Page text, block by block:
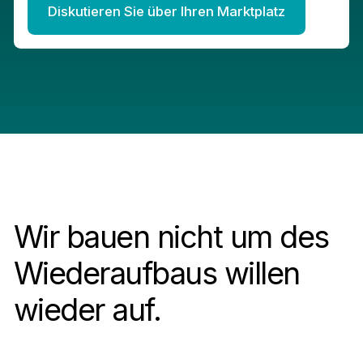
Diskutieren Sie über Ihren Marktplatz
Wir bauen nicht um des
Wiederaufbaus willen
wieder auf.